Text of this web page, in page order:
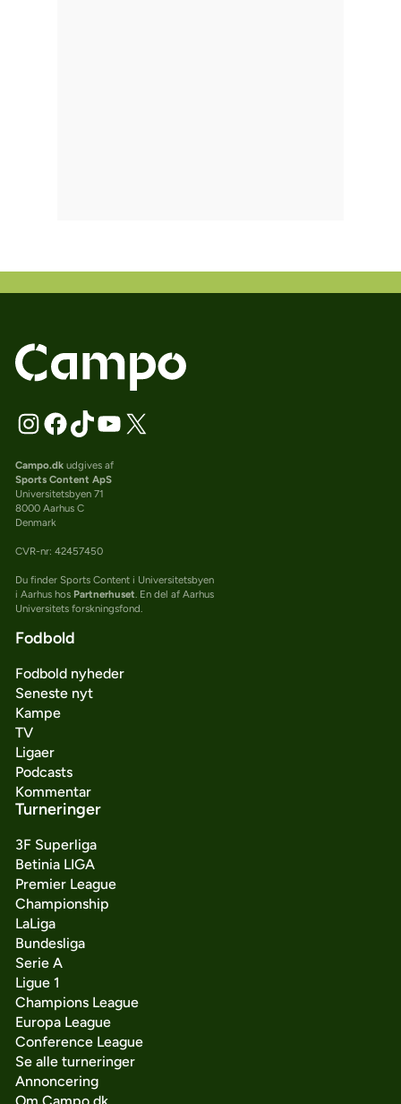
Campo.dkudgives af
Sports Content ApS
Universitetsbyen 71
8000 Aarhus C
Denmark
CVR-nr: 42457450
Du finder Sports Content i Universitetsbyen
i Aarhus hos Partnerhuset. En del af Aarhus
Universitets forskningsfond.
Fodbold
Fodbold nyheder
Seneste nyt
Kampe
TV
Ligaer
Podcasts
Kommentar
Turneringer
3F Superliga
Betinia LIGA
Premier League
Championship
LaLiga
Bundesliga
Serie A
Ligue 1
Champions League
Europa League
Conference League
Se alle turneringer
Annoncering